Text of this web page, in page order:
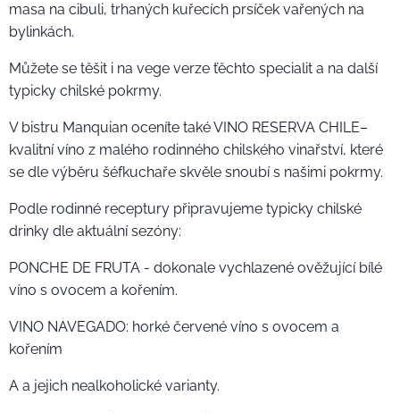
masa na cibuli, trhaných kuřecích prsíček vařených na
bylinkách.
Můžete se tĕšit i na vege verze ťĕchto specialit a na další
typicky chilské pokrmy.
V bistru Manquian oceníte také VINO RESERVA CHILE–
kvalitní víno z malého rodinného chilského vinařství, které
se dle výběru šéfkuchaře skvěle snoubí s našimi pokrmy.
Podle rodinné receptury připravujeme typicky chilské
drinky dle aktuální sezóny:
PONCHE DE FRUTA - dokonale vychlazené ověžující bílé
víno s ovocem a kořením.
VINO NAVEGADO: horké červené víno s ovocem a
kořením
A a jejich nealkoholické varianty.